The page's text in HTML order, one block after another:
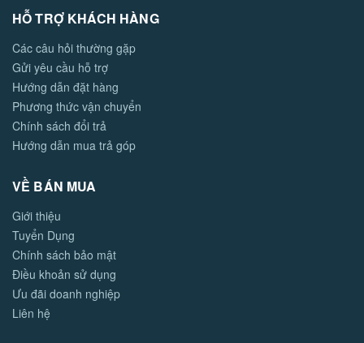
HỖ TRỢ KHÁCH HÀNG
Các câu hỏi thường gặp
Gửi yêu cầu hỗ trợ
Hướng dẫn đặt hàng
Phương thức vận chuyển
Chính sách đổi trả
Hướng dẫn mua trả góp
VỀ BÁN MUA
Giới thiệu
Tuyển Dụng
Chính sách bảo mật
Điều khoản sử dụng
Ưu đãi doanh nghiệp
Liên hệ